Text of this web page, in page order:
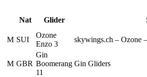
Nat Glider
M SUI
Ozone
Enzo 3
skywings.ch – Ozone
M GBR
Gin
Boomerang
11
Gin Gliders